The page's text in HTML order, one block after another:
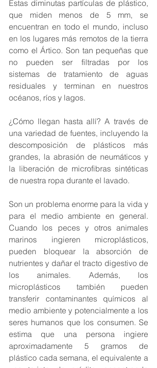
Estas diminutas partículas de plástico,
que miden menos de 5 mm, se
encuentran en todo el mundo, incluso
en los lugares más remotos de la tierra
como el Ártico. Son tan pequeñas que
no pueden ser filtradas por los
sistemas de tratamiento de aguas
residuales y terminan en nuestros
océanos, ríos y lagos.
¿Cómo llegan hasta allí? A través de
una variedad de fuentes, incluyendo la
descomposición de plásticos más
grandes, la abrasión de neumáticos y
la liberación de microfibras sintéticas
de nuestra ropa durante el lavado.
Son un problema enorme para la vida y
para el medio ambiente en general.
Cuando los peces y otros animales
marinos ingieren microplásticos,
pueden bloquear la absorción de
nutrientes y dañar el tracto digestivo de
los animales. Además, los
microplásticos también pueden
transferir contaminantes químicos al
medio ambiente y potencialmente a los
seres humanos que los consumen. Se
estima que una persona ingiere
aproximadamente 5 gramos de
plástico cada semana, el equivalente a